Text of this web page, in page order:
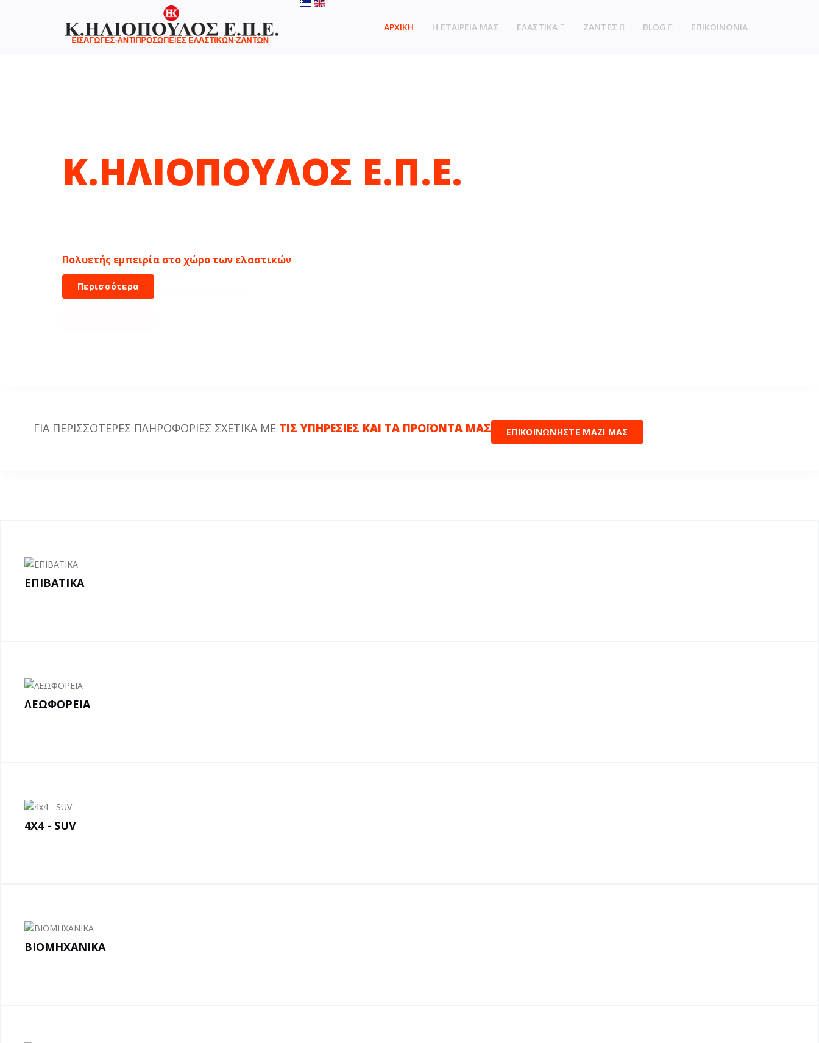
ΑΡΧΙΚΗ Η ΕΤΑΙΡΕΙΑ ΜΑΣ ΕΛΑΣΤΙΚΑ ΖΑΝΤΕΣ BLOG ΕΠΙΚΟΙΝΩΝΙΑ
Κ.ΗΛΙΟΠΟΥΛΟΣ Ε.Π.Ε.
Eπίσημοι διανομείs των ελαστικών MICHELIN
και των θυγατρικών της
BF Goodrich-KORMORAN-TIGAR-REMIX
ΓΙΑ ΠΕΡΙΣΣΟΤΕΡΕΣ ΠΛΗΡΟΦΟΡΙΕΣ ΣΧΕΤΙΚΑ ΜΕ ΤΙΣ ΥΠΗΡΕΣΙΕΣ ΚΑΙ ΤΑ ΠΡΟΪΟΝΤΑ ΜΑΣ ΕΠΙΚΟΙΝΩΝΗΣΤΕ ΜΑΖΙ ΜΑΣ
ΕΠΙΒΑΤΙΚΑ
ΛΕΩΦΟΡΕΙΑ
4X4 - SUV
ΒΙΟΜΗΧΑΝΙΚΑ